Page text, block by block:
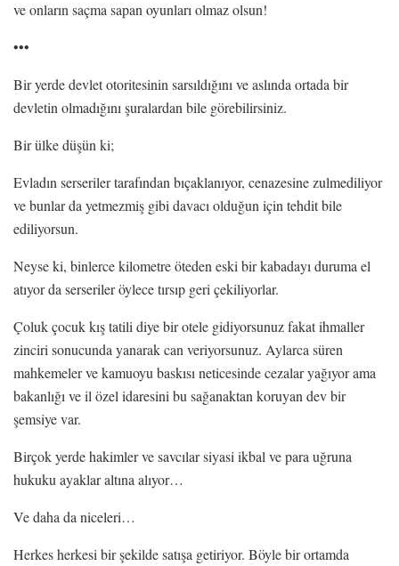
ve onların saçma sapan oyunları olmaz olsun!
•••
Bir yerde devlet otoritesinin sarsıldığını ve aslında ortada bir
devletin olmadığını şuralardan bile görebilirsiniz.
Bir ülke düşün ki;
Evladın serseriler tarafından bıçaklanıyor, cenazesine zulmediliyor
ve bunlar da yetmezmiş gibi davacı olduğun için tehdit bile
ediliyorsun.
Neyse ki, binlerce kilometre öteden eski bir kabadayı duruma el
atıyor da serseriler öylece tırsıp geri çekiliyorlar.
Çoluk çocuk kış tatili diye bir otele gidiyorsunuz fakat ihmaller
zinciri sonucunda yanarak can veriyorsunuz. Aylarca süren
mahkemeler ve kamuoyu baskısı neticesinde cezalar yağıyor ama
bakanlığı ve il özel idaresini bu sağanaktan koruyan dev bir
şemsiye var.
Birçok yerde hakimler ve savcılar siyasi ikbal ve para uğruna
hukuku ayaklar altına alıyor…
Ve daha da niceleri…
Herkes herkesi bir şekilde satışa getiriyor. Böyle bir ortamda